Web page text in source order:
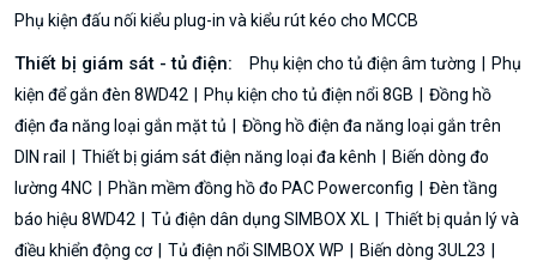
Phụ kiện đấu nối kiểu plug-in và kiểu rút kéo cho MCCB
Thiết bị giám sát - tủ điện: Phụ kiện cho tủ điện âm tường
Phụ
kiện để gắn đèn 8WD42
Phụ kiện cho tủ điện nổi 8GB
Đồng hồ
điện đa năng loại gắn mặt tủ
Đồng hồ điện đa năng loại gắn trên
DIN rail
Thiết bị giám sát điện năng loại đa kênh
Biến dòng đo
lường 4NC
Phần mềm đồng hồ đo PAC Powerconfig
Đèn tầng
báo hiệu 8WD42
Tủ điện dân dụng SIMBOX XL
Thiết bị quản lý và
điều khiển động cơ
Tủ điện nổi SIMBOX WP
Biến dòng 3UL23